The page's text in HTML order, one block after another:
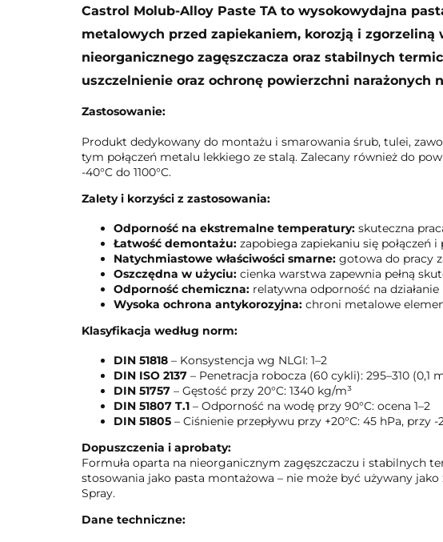
Castrol Molub-Alloy Paste TA to wysokowydajna
metalowych przed zapiekaniem, korozją i
nieorganicznego zagęszczacza oraz stabilnych
uszczelnienie oraz ochronę powierzchni
Zastosowanie:
Produkt dedykowany do montażu i smarowania śrub, tulei,
tym połączeń metalu lekkiego ze stalą. Zalecany również do
-40°C do 1100°C.
Zalety i korzyści z zastosowania:
Odporność na ekstremalne temperatury: skuteczna
Łatwość demontażu: zapobiega zapiekaniu się połączeń
Natychmiastowe właściwości smarne: gotowa do pracy
Oszczędna w użyciu: cienka warstwa zapewnia pełną
Odporność chemiczna: relatywna odporność na działanie
Wysoka ochrona antykorozyjna: chroni metalowe
Klasyfikacja według norm:
DIN 51818 – Konsystencja wg NLGI: 1–2
DIN ISO 2137 – Penetracja robocza (60 cykli): 295–310 (0,1
DIN 51757 – Gęstość przy 20°C: 1340 kg/m³
DIN 51807 T.1 – Odporność na wodę przy 90°C: ocena 1–2
DIN 51805 – Ciśnienie przepływu przy +20°C: 45 hPa, przy -
Dopuszczenia i aprobaty:
Formuła oparta na nieorganicznym zagęszczaczu i stabilnych
stosowania jako pasta montażowa – nie może być używany
Spray.
Dane techniczne: